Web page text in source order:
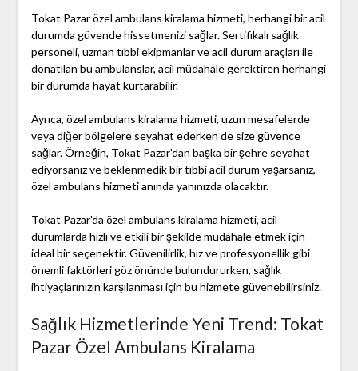
Tokat Pazar özel ambulans kiralama hizmeti, herhangi bir acil
durumda güvende hissetmenizi sağlar. Sertifikalı sağlık
personeli, uzman tıbbi ekipmanlar ve acil durum araçları ile
donatılan bu ambulanslar, acil müdahale gerektiren herhangi
bir durumda hayat kurtarabilir.
Ayrıca, özel ambulans kiralama hizmeti, uzun mesafelerde
veya diğer bölgelere seyahat ederken de size güvence
sağlar. Örneğin, Tokat Pazar'dan başka bir şehre seyahat
ediyorsanız ve beklenmedik bir tıbbi acil durum yaşarsanız,
özel ambulans hizmeti anında yanınızda olacaktır.
Tokat Pazar'da özel ambulans kiralama hizmeti, acil
durumlarda hızlı ve etkili bir şekilde müdahale etmek için
ideal bir seçenektir. Güvenilirlik, hız ve profesyonellik gibi
önemli faktörleri göz önünde bulundururken, sağlık
ihtiyaçlarınızın karşılanması için bu hizmete güvenebilirsiniz.
Sağlık Hizmetlerinde Yeni Trend: Tokat
Pazar Özel Ambulans Kiralama